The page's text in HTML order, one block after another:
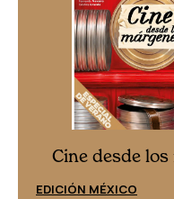
Cine desde
EDICIÓN MÉXICO